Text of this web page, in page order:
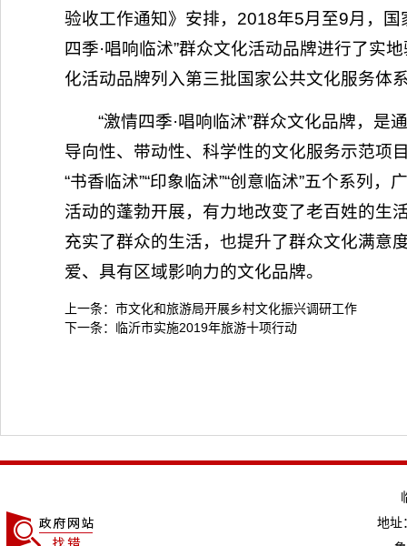
验收工作通知》安排，2018年5月至9月，
四季·唱响临沭”群众文化活动品牌进行了实
化活动品牌列入第三批国家公共文化服务体
“激情四季·唱响临沭”群众文化品牌，
导向性、带动性、科学性的文化服务示范项目
“书香临沭”“印象临沭”“创意临沭”五个系列
活动的蓬勃开展，有力地改变了老百姓的生
充实了群众的生活，也提升了群众文化满意
爱、具有区域影响力的文化品牌。
上一条： 市文化和旅游局开展乡村文化振兴调研工作
下一条： 临沂市实施2019年旅游十项行动
地址